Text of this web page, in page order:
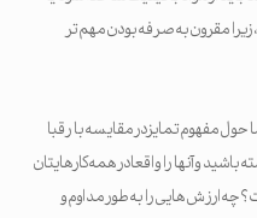
زیرا مقرون به صرفه بودن مهم تر
حول مفهوم تمایز در مقایسه با رقبا
و آنها را واقعا در همه کارهایتان
ارزش هایی را به طور مداوم و